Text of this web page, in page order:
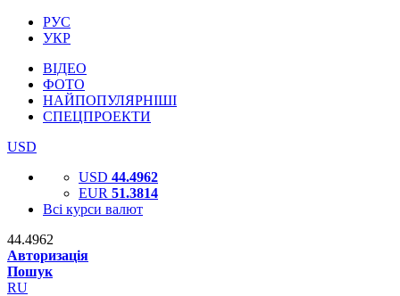
РУС
УКР
ВІДЕО
ФОТО
НАЙПОПУЛЯРНІШІ
СПЕЦПРОЕКТИ
USD
USD 44.4962
EUR 51.3814
Всі курси валют
44.4962
Авторизація
Пошук
RU